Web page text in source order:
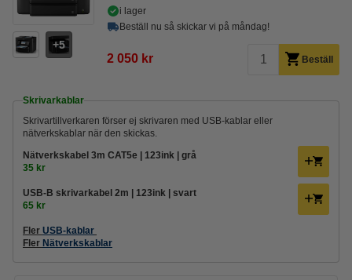
5
i lager
Beställ nu så skickar vi på måndag!
2 050 kr Beställ
Skrivarkablar
Skrivartillverkaren förser ej skrivaren med USB-kablar eller
nätverkskablar när den skickas.
Nätverkskabel 3m CAT5e | 123ink | grå
35 kr
USB-B skrivarkabel 2m | 123ink | svart
65 kr
Fler USB-kablar
Fler Nätverkskablar